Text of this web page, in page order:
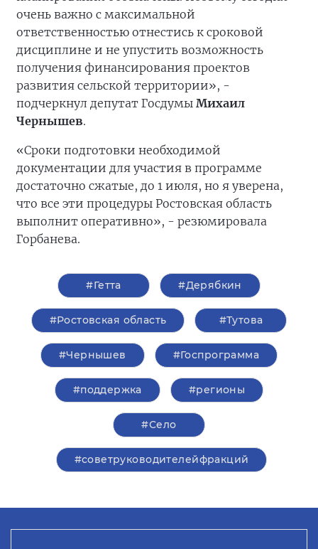
очень важно с максимальной
ответственностью отнестись к сроковой
дисциплине и не упустить возможность
получения финансирования проектов
развития сельской территории», -
подчеркнул депутат Госдумы Михаил
Чернышев.
«Сроки подготовки необходимой
документации для участия в программе
достаточно сжатые, до 1 июля, но я уверена,
что все эти процедуры Ростовская область
выполнит оперативно», - резюмировала
Горбанева.
#Гетта #Дерябкин
#Ростовская область #Тутова
#Чернышев #Госпрограмма
#поддержка #регионы
#Село
#советруководителейфракций